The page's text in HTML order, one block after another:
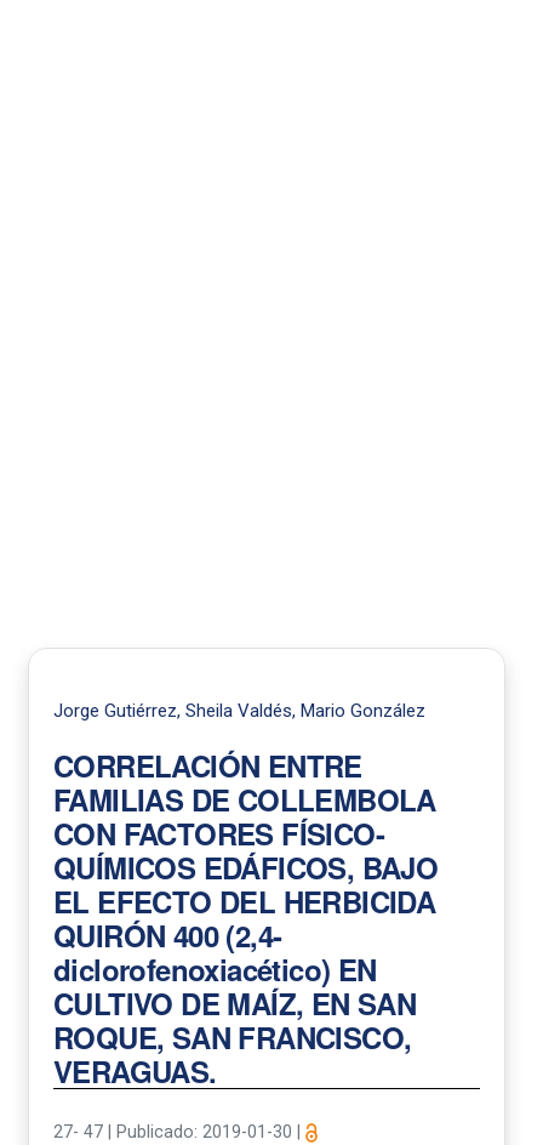
Jorge Gutiérrez, Sheila Valdés, Mario González
CORRELACIÓN ENTRE
FAMILIAS DE COLLEMBOLA
CON FACTORES FÍSICO-
QUÍMICOS EDÁFICOS, BAJO
EL EFECTO DEL HERBICIDA
QUIRÓN 400 (2,4-
diclorofenoxiacético) EN
CULTIVO DE MAÍZ, EN SAN
ROQUE, SAN FRANCISCO,
VERAGUAS.
27- 47 Publicado: 2019-01-30